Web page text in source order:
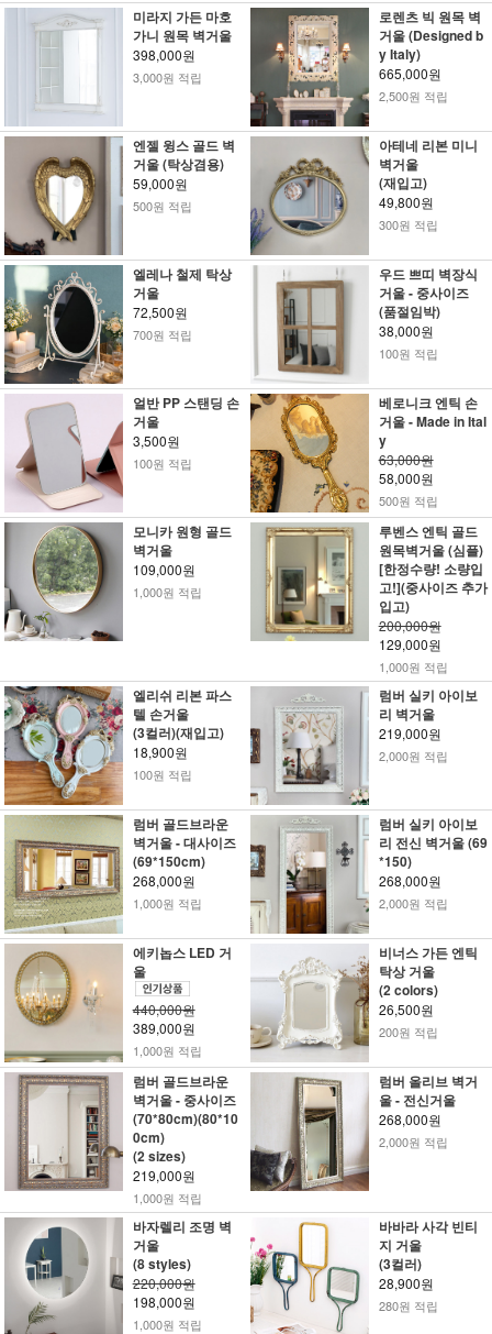
미라지 가든 마호
가니 원목 벽거울
398,000원
3,000원 적립
로렌츠 빅 원목 벽
거울 (Designed b
y Italy)
665,000원
2,500원 적립
엔젤 윙스 골드 벽
거울 (탁상겸용)
59,000원
500원 적립
아테네 리본 미니
벽거울
(재입고)
49,800원
300원 적립
엘레나 철제 탁상
거울
72,500원
700원 적립
우드 쁘띠 벽장식
거울 - 중사이즈
(품절임박)
38,000원
100원 적립
얼반 PP 스탠딩 손
거울
3,500원
100원 적립
베로니크 엔틱 손
거울 - Made in Ital
y
63,000원
58,000원
500원 적립
모니카 원형 골드
벽거울
109,000원
1,000원 적립
루벤스 엔틱 골드
원목벽거울 (심플)
[한정수량! 소량입
고!](중사이즈 추가
입고)
200,000원
129,000원
1,000원 적립
엘리쉬 리본 파스
텔 손거울
(3컬러)(재입고)
18,900원
100원 적립
럼버 실키 아이보
리 벽거울
219,000원
2,000원 적립
럼버 골드브라운
벽거울 - 대사이즈
(69*150cm)
268,000원
1,000원 적립
럼버 실키 아이보
리 전신 벽거울 (69
*150)
268,000원
2,000원 적립
에키놉스 LED 거
울
440,000원
389,000원
1,000원 적립
비너스 가든 엔틱
탁상 거울
(2 colors)
26,500원
200원 적립
럼버 골드브라운
벽거울 - 중사이즈
(70*80cm)(80*10
0cm)
(2 sizes)
219,000원
1,000원 적립
럼버 올리브 벽거
울 - 전신거울
268,000원
2,000원 적립
바자렐리 조명 벽
거울
(8 styles)
220,000원
198,000원
1,000원 적립
바바라 사각 빈티
지 거울
(3컬러)
28,900원
280원 적립